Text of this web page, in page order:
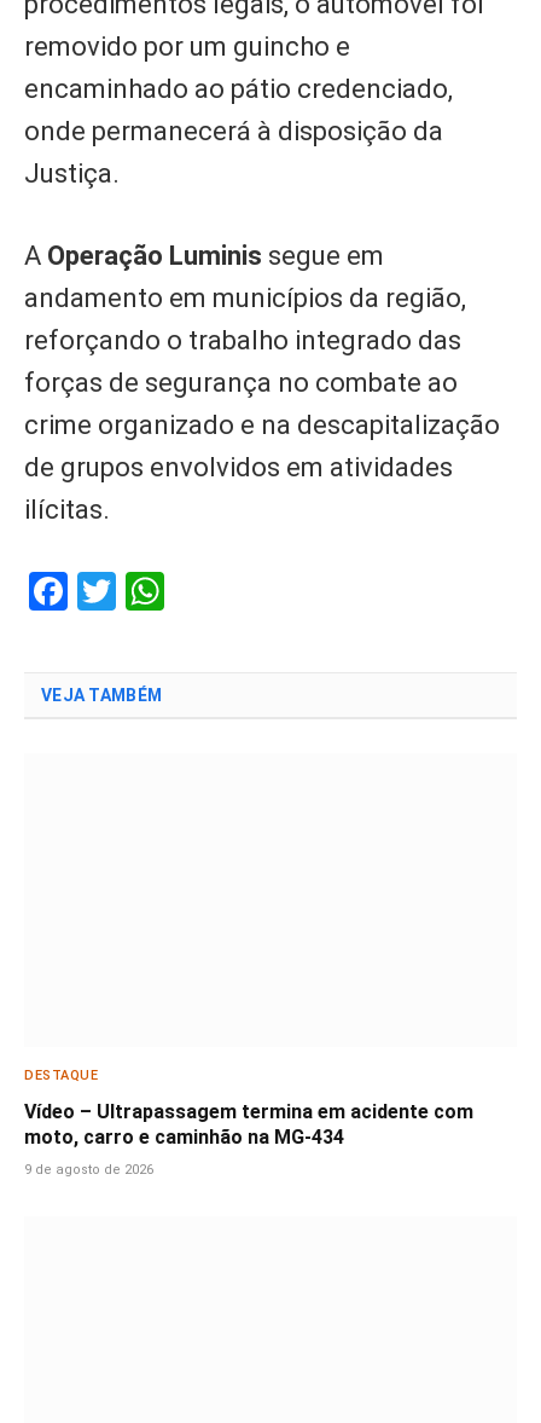
removido por um guincho e
encaminhado ao pátio credenciado,
onde permanecerá à disposição da
Justiça.
A Operação Luminis segue em
andamento em municípios da região,
reforçando o trabalho integrado das
forças de segurança no combate ao
crime organizado e na descapitalização
de grupos envolvidos em atividades
ilícitas.
Facebook
Twitter
VEJA TAMBÉM
DESTAQUE
Vídeo – Ultrapassagem termina em acidente com
moto, carro e caminhão na MG-434
9 de agosto de 2026